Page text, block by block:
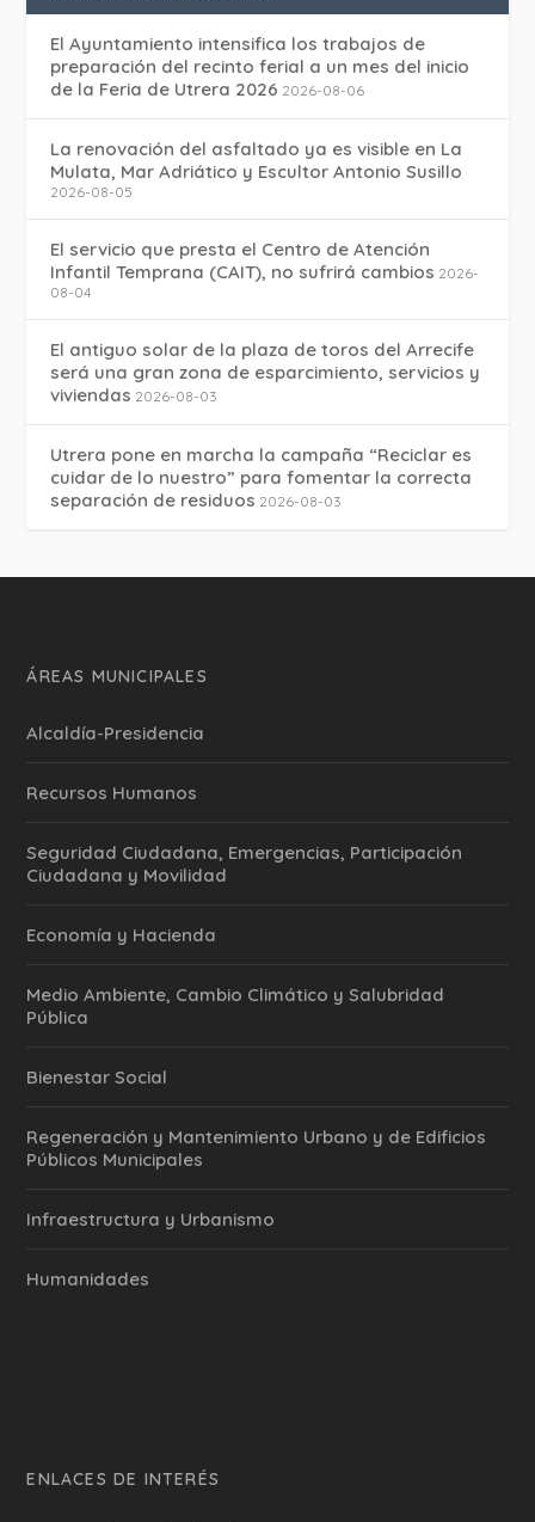
El Ayuntamiento intensifica los trabajos de
preparación del recinto ferial a un mes del inicio
de la Feria de Utrera 2026 2026-08-06
La renovación del asfaltado ya es visible en La
Mulata, Mar Adriático y Escultor Antonio Susillo
2026-08-05
El servicio que presta el Centro de Atención
Infantil Temprana (CAIT), no sufrirá cambios 2026-
08-04
El antiguo solar de la plaza de toros del Arrecife
será una gran zona de esparcimiento, servicios y
viviendas 2026-08-03
Utrera pone en marcha la campaña “Reciclar es
cuidar de lo nuestro” para fomentar la correcta
separación de residuos 2026-08-03
ÁREAS MUNICIPALES
Alcaldía-Presidencia
Recursos Humanos
Seguridad Ciudadana, Emergencias, Participación
Ciudadana y Movilidad
Economía y Hacienda
Medio Ambiente, Cambio Climático y Salubridad
Pública
Bienestar Social
Regeneración y Mantenimiento Urbano y de Edificios
Públicos Municipales
Infraestructura y Urbanismo
Humanidades
ENLACES DE INTERÉS